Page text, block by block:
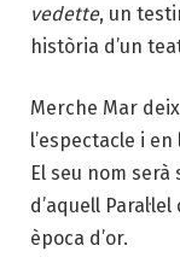
vedette, un
història d’un
Merche Mar
l’espectacle i
El seu nom
d’aquell
època d’or.